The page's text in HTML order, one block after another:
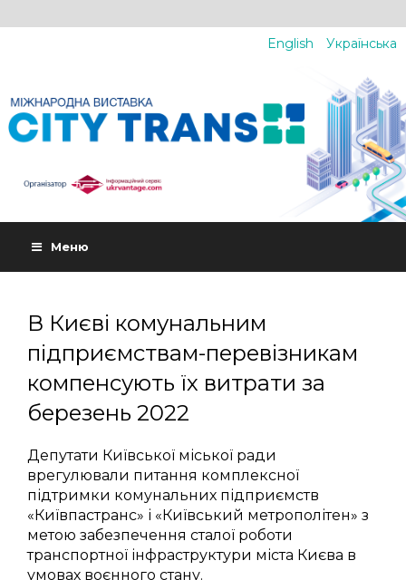
English Українська
Меню
В Києві комунальним
підприємствам-перевізникам
компенсують їх витрати за
березень 2022
Депутати Київської міської ради
врегулювали питання комплексної
підтримки комунальних підприємств
«Київпастранс» і «Київський метрополітен» з
метою забезпечення сталої роботи
транспортної інфраструктури міста Києва в
умовах воєнного стану.